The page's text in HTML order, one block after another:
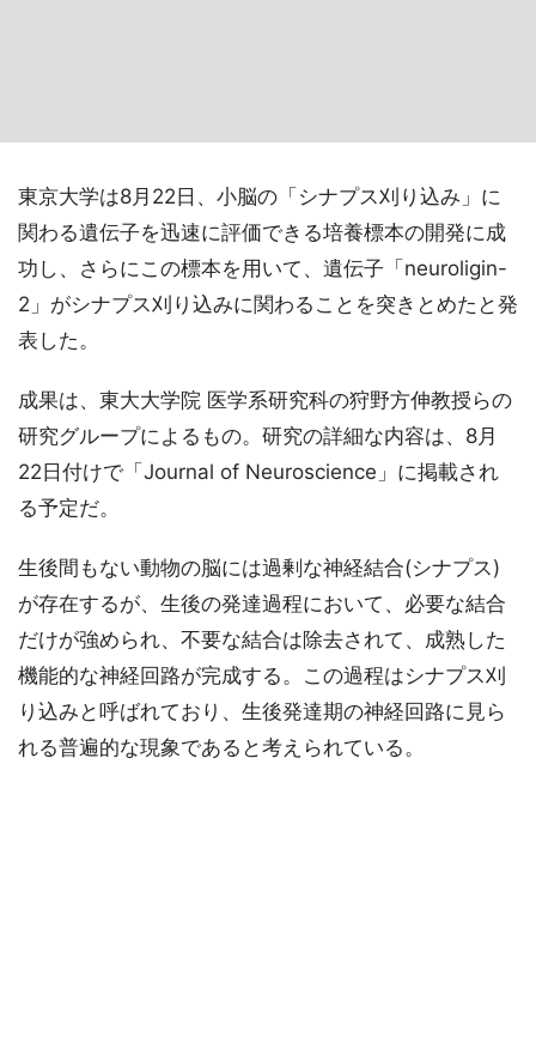
東京大学は8月22日、小脳の「シナプス刈り込み」に
関わる遺伝子を迅速に評価できる培養標本の開発に成
功し、さらにこの標本を用いて、遺伝子「neuroligin-
2」がシナプス刈り込みに関わることを突きとめたと発
表した。
成果は、東大大学院 医学系研究科の狩野方伸教授らの
研究グループによるもの。研究の詳細な内容は、8月
22日付けで「Journal of Neuroscience」に掲載され
る予定だ。
生後間もない動物の脳には過剰な神経結合(シナプス)
が存在するが、生後の発達過程において、必要な結合
だけが強められ、不要な結合は除去されて、成熟した
機能的な神経回路が完成する。この過程はシナプス刈
り込みと呼ばれており、生後発達期の神経回路に見ら
れる普遍的な現象であると考えられている。